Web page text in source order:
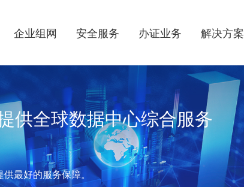
企业组网 安全服务 办证业务 解决方案
供全球数据中心综合服务
最好的服务保障。